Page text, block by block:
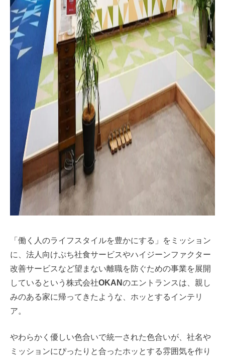
「働く人のライフスタイルを豊かにする」をミッション
に、法人向けぷち社食サービスやハイジーンファクター
改善サービスなど望まない離職を防ぐための事業を展開
しているという株式会社OKANのエントランスは、親し
みのある家に帰ってきたような、ホッとするインテリ
ア。
やわらかく優しい色合いで統一された色合いが、社名や
ミッションにぴったりと合ったホッとする雰囲気を作り